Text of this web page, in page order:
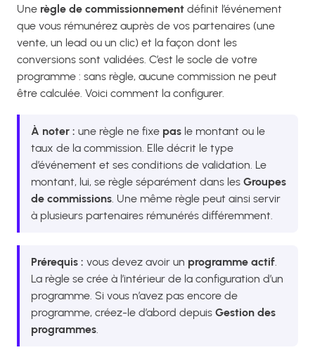
Une règle de commissionnement définit l’événement
que vous rémunérez auprès de vos partenaires (une
vente, un lead ou un clic) et la façon dont les
conversions sont validées. C’est le socle de votre
programme : sans règle, aucune commission ne peut
être calculée. Voici comment la configurer.
À noter : une règle ne fixe pas le montant ou le
taux de la commission. Elle décrit le type
d’événement et ses conditions de validation. Le
montant, lui, se règle séparément dans les Groupes
de commissions . Une même règle peut ainsi servir
à plusieurs partenaires rémunérés différemment.
Prérequis : vous devez avoir un programme actif
La règle se crée à l’intérieur de la configuration d’un
programme. Si vous n’avez pas encore de
programme, créez-le d’abord depuis Gestion des
programmes